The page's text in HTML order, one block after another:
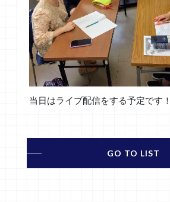
当日はライブ配信をする予定です
GO TO LIST